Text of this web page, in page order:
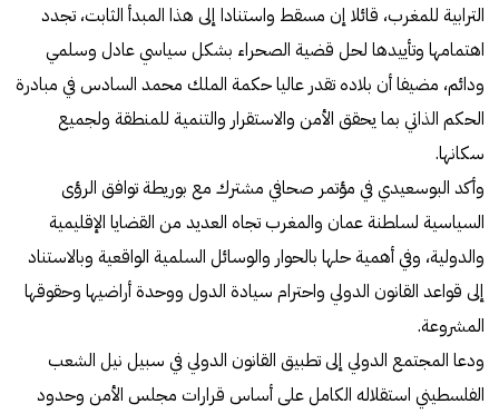
الترابية للمغرب، قائلا إن مسقط واستنادا إلى هذا المبدأ الثابت، تجدد
اهتمامها وتأييدها لحل قضية الصحراء بشكل سياسي عادل وسلمي
ودائم، مضيفا أن بلاده تقدر عاليا حكمة الملك محمد السادس في مبادرة
الحكم الذاتي بما يحقق الأمن والاستقرار والتنمية للمنطقة ولجميع
سكانها.
وأكد البوسعيدي في مؤتمر صحافي مشترك مع بوريطة توافق الرؤى
السياسية لسلطنة عمان والمغرب تجاه العديد من القضايا الإقليمية
والدولية، وفي أهمية حلها بالحوار والوسائل السلمية الواقعية وبالاستناد
إلى قواعد القانون الدولي واحترام سيادة الدول ووحدة أراضيها وحقوقها
المشروعة.
ودعا المجتمع الدولي إلى تطبيق القانون الدولي في سبيل نيل الشعب
الفلسطيني استقلاله الكامل على أساس قرارات مجلس الأمن وحدود